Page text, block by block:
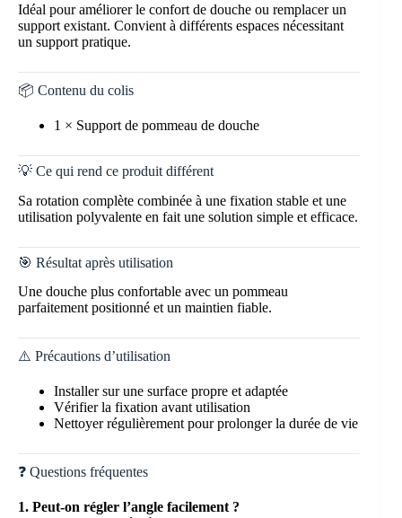
Idéal pour améliorer le confort de douche ou remplacer un
support existant. Convient à différents espaces nécessitant
un support pratique.
📦 Contenu du colis
1 × Support de pommeau de douche
💡 Ce qui rend ce produit différent
Sa rotation complète combinée à une fixation stable et une
utilisation polyvalente en fait une solution simple et efficace.
🎯 Résultat après utilisation
Une douche plus confortable avec un pommeau
parfaitement positionné et un maintien fiable.
⚠️ Précautions d’utilisation
Installer sur une surface propre et adaptée
Vérifier la fixation avant utilisation
Nettoyer régulièrement pour prolonger la durée de vie
❓ Questions fréquentes
1. Peut-on régler l’angle facilement ?